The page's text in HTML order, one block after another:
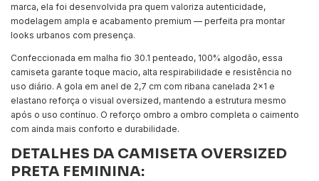
marca, ela foi desenvolvida pra quem valoriza autenticidade,
modelagem ampla e acabamento premium — perfeita pra montar
looks urbanos com presença.
Confeccionada em malha fio 30.1 penteado, 100% algodão, essa
camiseta garante toque macio, alta respirabilidade e resistência no
uso diário. A gola em anel de 2,7 cm com ribana canelada 2x1 e
elastano reforça o visual oversized, mantendo a estrutura mesmo
após o uso contínuo. O reforço ombro a ombro completa o caimento
com ainda mais conforto e durabilidade.
DETALHES DA CAMISETA OVERSIZED
PRETA FEMININA: